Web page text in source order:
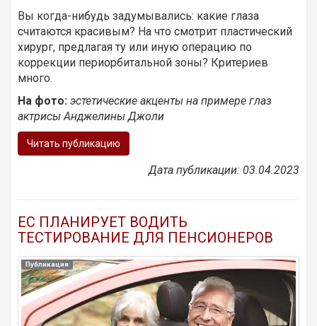
Вы когда-нибудь задумывались: какие глаза
считаются красивым? На что смотрит пластический
хирург, предлагая ту или иную операцию по
коррекции периорбитальной зоны? Критериев
много.
На фото: эстетические акценты на примере глаз
актрисы Анджелины Джоли
Читать публикацию
Дата публикации: 03.04.2023
ЕС ПЛАНИРУЕТ ВОДИТЬ
ТЕСТИРОВАНИЕ ДЛЯ ПЕНСИОНЕРОВ
Публикация